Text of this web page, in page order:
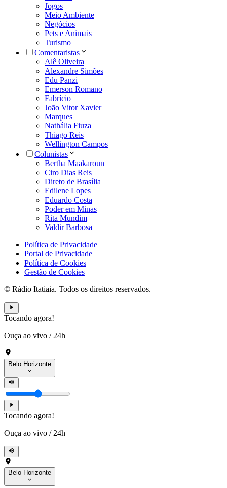
Jogos
Meio Ambiente
Negócios
Pets e Animais
Turismo
Comentaristas
Alê Oliveira
Alexandre Simões
Edu Panzi
Emerson Romano
Fabrício
João Vitor Xavier
Marques
Nathália Fiuza
Thiago Reis
Wellington Campos
Colunistas
Bertha Maakaroun
Ciro Dias Reis
Direto de Brasília
Edilene Lopes
Eduardo Costa
Poder em Minas
Rita Mundim
Valdir Barbosa
Política de Privacidade
Portal de Privacidade
Política de Cookies
Gestão de Cookies
© Rádio Itatiaia. Todos os direitos reservados.
Tocando agora!
Ouça ao vivo / 24h
Belo Horizonte
Tocando agora!
Ouça ao vivo / 24h
Belo Horizonte